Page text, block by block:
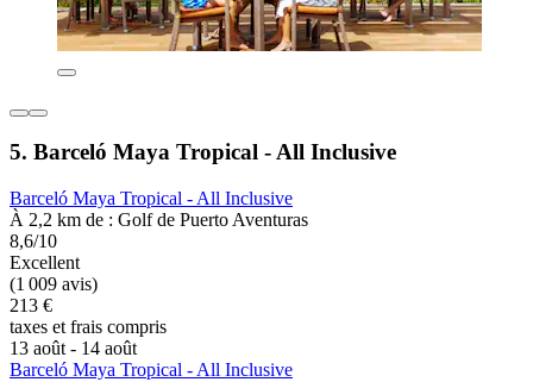
5. Barceló Maya Tropical - All Inclusive
Barceló Maya Tropical - All Inclusive
À 2,2 km de : Golf de Puerto Aventuras
8,6/10
Excellent
(1 009 avis)
213 €
taxes et frais compris
13 août - 14 août
Barceló Maya Tropical - All Inclusive